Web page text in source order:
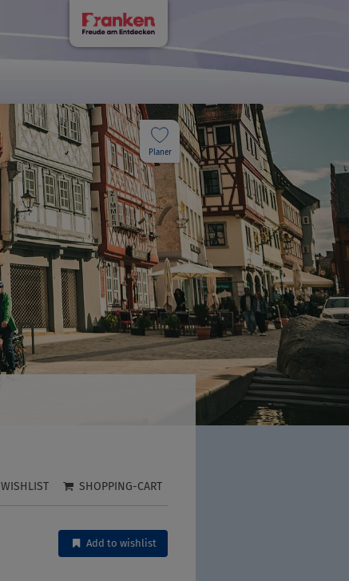
Planer
WISHLIST SHOPPING-CART
Add to wishlist